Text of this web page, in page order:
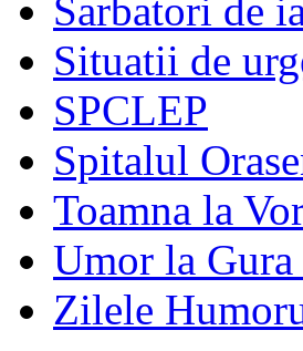
Sarbatori de
Situatii de
SPCLEP
Spitalul
Toamna la
Umor la
Zilele